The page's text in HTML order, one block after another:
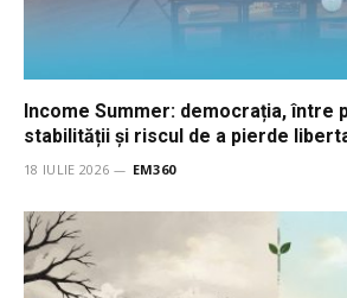
Income Summer: democrația, între
stabilității și riscul de a pierde
18 IULIE 2026 EM360